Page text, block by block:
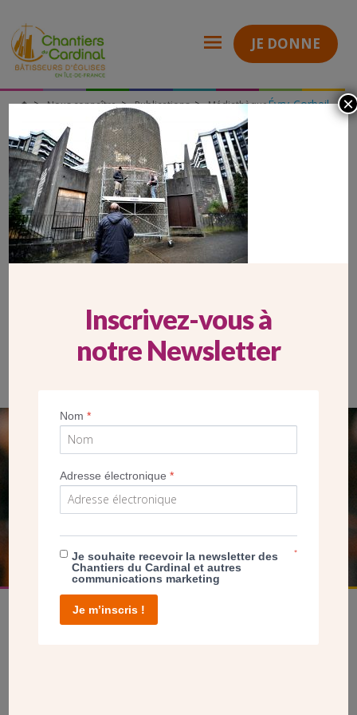
JE DONNE
Cardinal
Nous connaître Publications MédiathèqueÉvry-Corbeil-
Rénovation de l’église Notre-Dame-de-Toute-Joie à Grigny (91)
grigny-travaux-fornet
GRIGNY-TRAVAUX-FORNET
SEUL VOTRE DON
NOUS PERMET D’AGIR
FAIRE UN DON
Inscrivez-vous à
notre Newsletter
Nom*
Adresse électronique*
Je souhaite recevoir la newsletter des
Chantiers du Cardinal et autres
communications marketing
*
Je m’inscris !
×